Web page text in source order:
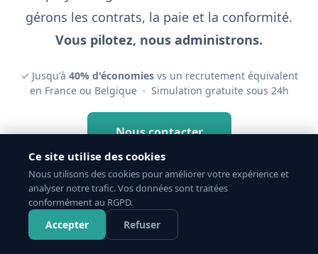
gérons les contrats, la paie et la conformité.
Vous pilotez, nous administrons.
✓ Jusqu'à 40% d'économiesvs un recrutement équivalent
en France ou Belgique · Simulation gratuite sous 24h
Nous contacter
Ce site utilise des cookies
Nous utilisons des cookies pour améliorer votre expérience et
analyser notre trafic. Vos données sont traitées
conformément au RGPD.
Accepter Refuser